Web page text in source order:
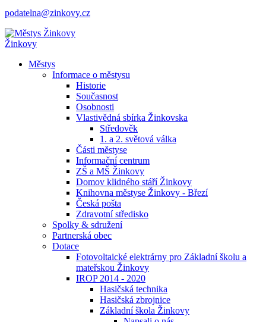
podatelna@zinkovy.cz
Žinkovy
Městys
Informace o městysu
Historie
Současnost
Osobnosti
Vlastivědná sbírka Žinkovska
Středověk
1. a 2. světová válka
Části městyse
Informační centrum
ZŠ a MŠ Žinkovy
Domov klidného stáří Žinkovy
Knihovna městyse Žinkovy - Březí
Česká pošta
Zdravotní středisko
Spolky & sdružení
Partnerská obec
Dotace
Fotovoltaické elektrárny pro Základní školu a
mateřskou Žinkovy
IROP 2014 - 2020
Hasičská technika
Hasičská zbrojnice
Základní škola Žinkovy